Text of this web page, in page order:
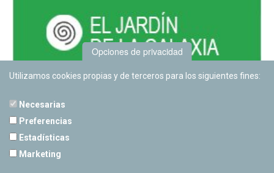
Opciones de privacidad
Utilizamos cookies propias y de terceros para los siguientes fines:
Necesarias
Preferencias
Estadísticas
Marketing